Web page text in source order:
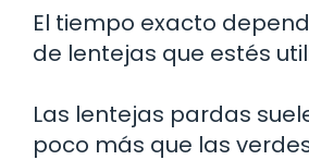
El tiempo exacto
de lentejas que estés
Las lentejas pardas
poco más que las